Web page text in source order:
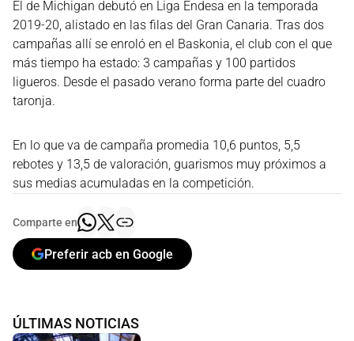
El de Michigan debutó en Liga Endesa en la temporada
2019-20, alistado en las filas del Gran Canaria. Tras dos
campañas allí se enroló en el Baskonia, el club con el que
más tiempo ha estado: 3 campañas y 100 partidos
ligueros. Desde el pasado verano forma parte del cuadro
taronja.
En lo que va de campaña promedia 10,6 puntos, 5,5
rebotes y 13,5 de valoración, guarismos muy próximos a
sus medias acumuladas en la competición.
Comparte en
Preferir acb en Google
ÚLTIMAS NOTICIAS